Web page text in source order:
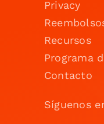
Privacy
Recursos
Programa
Contacto
Síguenos